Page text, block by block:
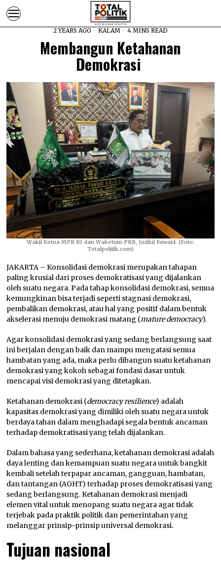
2 YEARS AGO KALAM 4 MINS READ
Membangun Ketahanan
Demokrasi
Wakil Ketua MPR RI dan Waketum PKB, Jazilul Fawaid. (Foto:
Totalpolitik.com)
JAKARTA – Konsolidasi demokrasi merupakan tahapan
paling krusial dari proses demokratisasi yang dijalankan
oleh suatu negara. Pada tahap konsolidasi demokrasi, semua
kemungkinan bisa terjadi seperti stagnasi demokrasi,
pembalikan demokrasi, atau hal yang positif dalam bentuk
akselerasi menuju demokrasi matang (mature democracy).
Agar konsolidasi demokrasi yang sedang berlangsung saat
ini berjalan dengan baik dan mampu mengatasi semua
hambatan yang ada, maka perlu dibangun suatu ketahanan
demokrasi yang kokoh sebagai fondasi dasar untuk
mencapai visi demokrasi yang ditetapkan.
Ketahanan demokrasi (democracy resilience) adalah
kapasitas demokrasi yang dimiliki oleh suatu negara untuk
berdaya tahan dalam menghadapi segala bentuk ancaman
terhadap demokratisasi yang telah dijalankan.
Dalam bahasa yang sederhana, ketahanan demokrasi adalah
daya lenting dan kemampuan suatu negara untuk bangkit
kembali setelah terpapar ancaman, gangguan, hambatan,
dan tantangan (AGHT) terhadap proses demokratisasi yang
sedang berlangsung. Ketahanan demokrasi menjadi
elemen vital untuk menopang suatu negara agar tidak
terjebak pada praktik politik dan pemerintahan yang
melanggar prinsip-prinsip universal demokrasi.
Tujuan nasional